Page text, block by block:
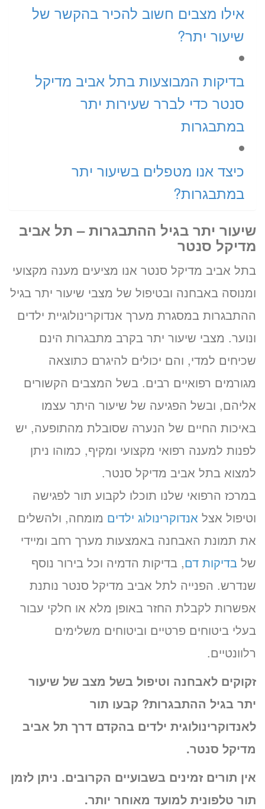
אילו מצבים חשוב להכיר בהקשר של
שיעור יתר?
בדיקות המבוצעות בתל אביב מדיקל
סנטר כדי לברר שעירות יתר
במתבגרות
כיצד אנו מטפלים בשיעור יתר
במתבגרות?
שיעור יתר בגיל ההתבגרות – תל אביב
מדיקל סנטר
בתל אביב מדיקל סנטר אנו מציעים מענה מקצועי
ומנוסה באבחנה ובטיפול של מצבי שיעור יתר בגיל
ההתבגרות במסגרת מערך אנדוקרינולוגיית ילדים
ונוער. מצבי שיעור יתר בקרב מתבגרות הינם
שכיחים למדי, והם יכולים להיגרם כתוצאה
מגורמים רפואיים רבים. בשל המצבים הקשורים
אליהם, ובשל הפגיעה של שיעור היתר עצמו
באיכות החיים של הנערה שסובלת מהתופעה, יש
לפנות למענה רפואי מקצועי ומקיף, כמוהו ניתן
למצוא בתל אביב מדיקל סנטר.
במרכז הרפואי שלנו תוכלו לקבוע תור לפגישה
וטיפול אצל אנדוקרינולוג ילדים מומחה, ולהשלים
את תמונת האבחנה באמצעות מערך רחב ומיידי
של בדיקות דם, בדיקות הדמיה וכל בירור נוסף
שנדרש. הפנייה לתל אביב מדיקל סנטר נותנת
אפשרות לקבלת החזר באופן מלא או חלקי עבור
בעלי ביטוחים פרטיים וביטוחים משלימים
רלוונטיים.
זקוקים לאבחנה וטיפול בשל מצב של שיעור
יתר בגיל ההתבגרות? קבעו תור
לאנדוקרינולוגית ילדים בהקדם דרך תל אביב
מדיקל סנטר.
אין תורים זמינים בשבועיים הקרובים. ניתן לזמן
תור טלפונית למועד מאוחר יותר.